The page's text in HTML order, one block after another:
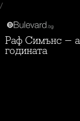
/
Раф Симънс - американски дизайнер на
годината